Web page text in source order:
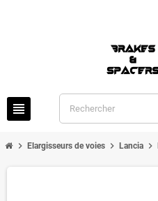
view_headline
chevron_right Elargisseurs de voies chevron_right Lancia chevron_right